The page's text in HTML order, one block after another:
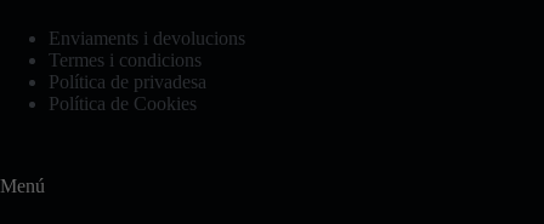
Enviaments i devolucions
Termes i condicions
Política de privadesa
Política de Cookies
Menú